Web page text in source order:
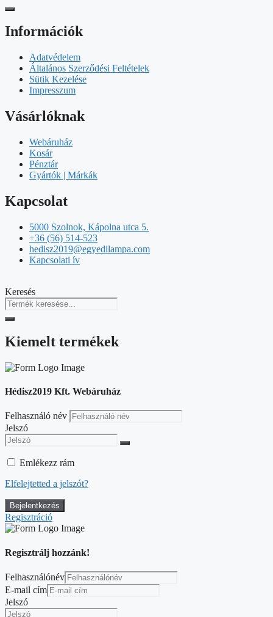
Információk
Adatvédelem
Általános Szerződési Feltételek
Sütik Kezelése
Impresszum
Vásárlóknak
Webáruház
Kosár
Pénztár
Gyártók | Márkák
Kapcsolat
5000 Szolnok, Kápolna utca 5.
+36 (56) 514-523
hedisz2019@egyedilampa.com
Kapcsolati ív
Keresés
Kiemelt termékek
Hédisz2019 Kft. Webáruház
Felhasználó név
Jelszó
Emlékezz rám
Elfelejtetted a jelszót?
Regisztráció
Regisztrálj hozzánk!
Felhasználónév
E-mail cím
Jelszó